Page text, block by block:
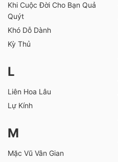
Khi Cuộc Đời Cho Bạn Quả
Quýt
Khó Dỗ Dành
Kỳ Thủ
L
Liên Hoa Lâu
Lự Kính
M
Mặc Vũ Vân Gian